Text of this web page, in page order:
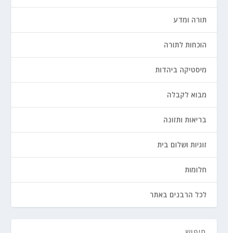
תורה ומדע
הוכחות לתורה
מיסטיקה ביהדות
מבוא לקבלה
בריאות ותזונה
זוגיות ושלום בית
חלומות
לכל הרבנים באתר